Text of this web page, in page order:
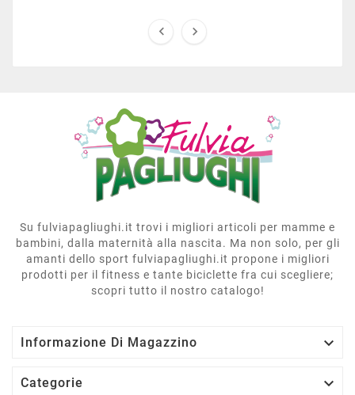
 
Su fulviapagliughi.it trovi i migliori articoli per mamme e
bambini, dalla maternità alla nascita. Ma non solo, per gli
amanti dello sport fulviapagliughi.it propone i migliori
prodotti per il fitness e tante biciclette fra cui scegliere;
scopri tutto il nostro catalogo!
Informazione Di Magazzino 
Categorie 